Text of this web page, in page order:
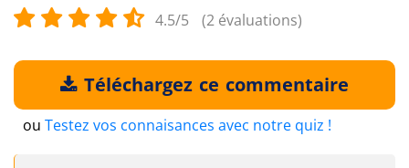
4.5/5 (2 évaluations)
Téléchargez ce commentaire
ou Testez vos connaisances avec notre quiz !